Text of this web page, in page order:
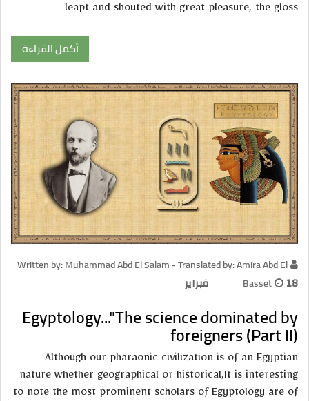
leapt and shouted with great pleasure, the gloss
أكمل القراءة
Written by: Muhammad Abd El Salam - Translated by: Amira Abd El
Basset
18 فبراير
Egyptology..."The science dominated by
foreigners (Part II)
Although our pharaonic civilization is of an Egyptian
nature whether geographical or historical,It is interesting
to note the most prominent scholars of Egyptology are of